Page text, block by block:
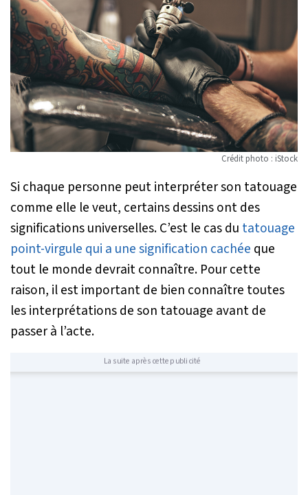
Crédit photo : iStock
Si chaque personne peut interpréter son tatouage
comme elle le veut, certains dessins ont des
significations universelles. C’est le cas du tatouage
point-virgule qui a une signification cachée que
tout le monde devrait connaître. Pour cette
raison, il est important de bien connaître toutes
les interprétations de son tatouage avant de
passer à l’acte.
La suite après cette publicité